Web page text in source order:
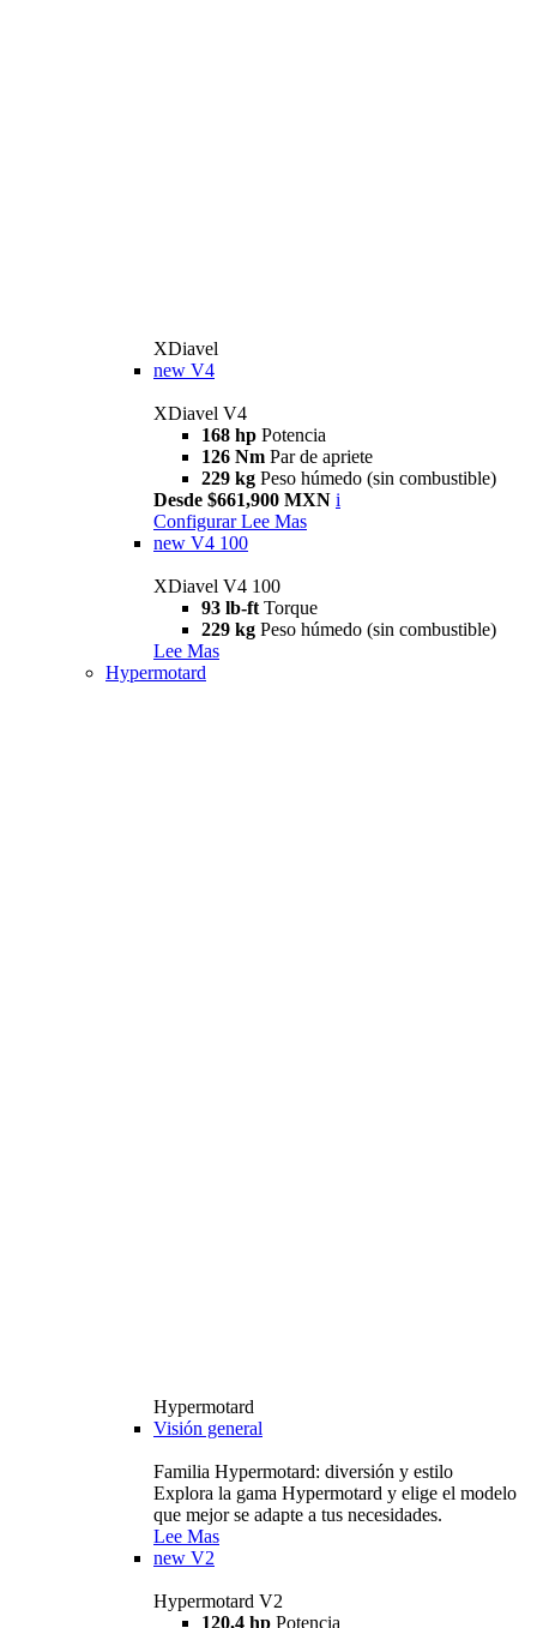
XDiavel
new V4
XDiavel V4
168 hp Potencia
126 Nm Par de apriete
229 kg Peso húmedo (sin combustible)
Desde $661,900 MXN i
Configurar Lee Mas
new V4 100
XDiavel V4 100
93 lb-ft Torque
229 kg Peso húmedo (sin combustible)
Lee Mas
Hypermotard
Hypermotard
Visión general
Familia Hypermotard: diversión y estilo
Explora la gama Hypermotard y elige el modelo
que mejor se adapte a tus necesidades.
Lee Mas
new V2
Hypermotard V2
120,4 hp Potencia